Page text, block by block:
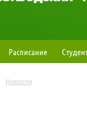
Расписание
Новости